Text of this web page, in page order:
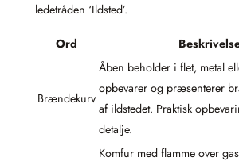
ledetråden ‘Ildsted’.
Ord
Brændekurv
Åben beholder i flet, metal
opbevarer og præsenterer
af ildstedet. Praktisk
detalje.
Komfur med flamme over